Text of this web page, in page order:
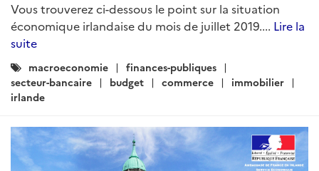
Vous trouverez ci-dessous le point sur la situation
économique irlandaise du mois de juillet 2019.... Lire la
suite
Catégories
:
macroeconomie
finances-publiques
secteur-bancaire
budget commerce
immobilier
irlande